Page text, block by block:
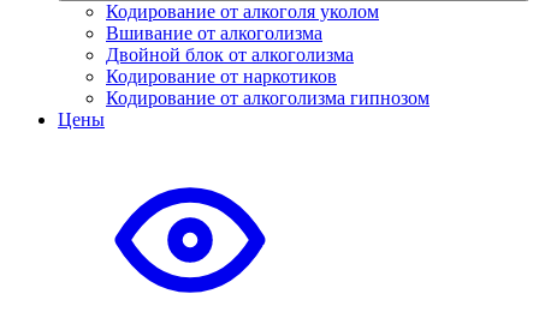
Кодирование от алкоголя уколом
Вшивание от алкоголизма
Двойной блок от алкоголизма
Кодирование от наркотиков
Кодирование от алкоголизма гипнозом
Цены